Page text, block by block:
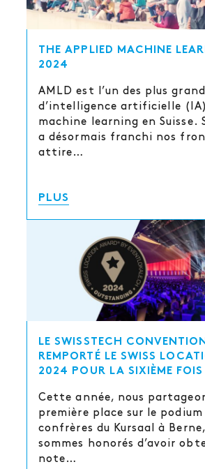
THE APPLIED MACHINE
2024
AMLD est l’un des plus
d’intelligence artificielle
machine learning en Suisse.
a désormais franchi nos
attire…
PLUS
LE SWISSTECH
REMPORTÉ LE SWISS
2024 POUR LA SIXIÈME
Cette année, nous
première place sur le podium
confrères du Kursaal à
sommes honorés d’avoir
note…